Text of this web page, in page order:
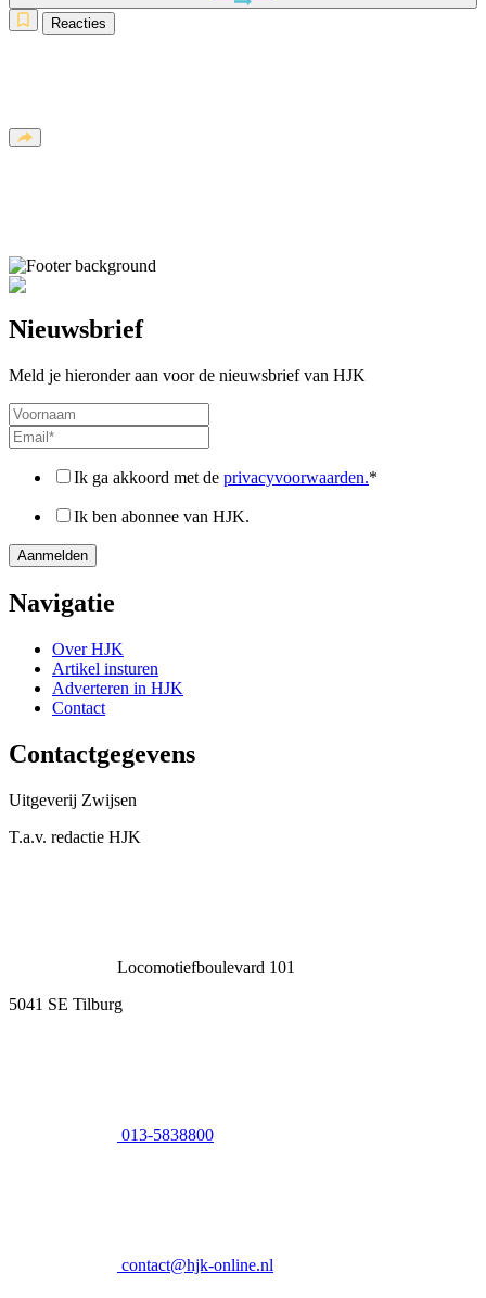
Reacties
Nieuwsbrief
Meld je hieronder aan voor de nieuwsbrief van HJK
Ik ga akkoord met de privacyvoorwaarden.*
Ik ben abonnee van HJK.
Navigatie
Over HJK
Artikel insturen
Adverteren in HJK
Contact
Contactgegevens
Uitgeverij Zwijsen
T.a.v. redactie HJK
Locomotiefboulevard 101
5041 SE Tilburg
013-5838800
contact@hjk-online.nl